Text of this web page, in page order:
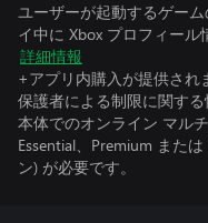
ユーザーが起動するゲー
イ中に Xbox プロフィール
詳細情報
+アプリ内購入が提供され
保護者による制限に関する
本体でのオンライン マル
Essential、Premium また
ン) が必要です。